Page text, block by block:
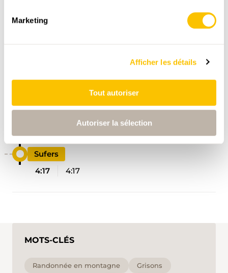
Marketing
Afficher les détails
Tout autoriser
Autoriser la sélection
PROFIL ALTIMÉTRIQUE
Sufers
4:17
4:17
MOTS-CLÉS
Randonnée en montagne
Grisons